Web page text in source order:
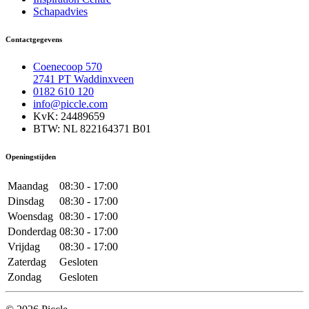
Schapadvies
Contactgegevens
Coenecoop 570
2741 PT Waddinxveen
0182 610 120
info@piccle.com
KvK: 24489659
BTW: NL 822164371 B01
Openingstijden
Maandag
08:30 - 17:00
Dinsdag
08:30 - 17:00
Woensdag 08:30 - 17:00
Donderdag 08:30 - 17:00
Vrijdag
08:30 - 17:00
Zaterdag
Gesloten
Zondag
Gesloten